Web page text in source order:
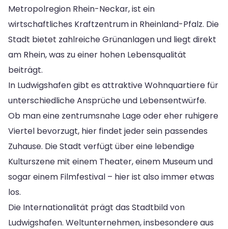
Metropolregion Rhein-Neckar, ist ein
wirtschaftliches Kraftzentrum in Rheinland-Pfalz. Die
Stadt bietet zahlreiche Grünanlagen und liegt direkt
am Rhein, was zu einer hohen Lebensqualität
beiträgt.
In Ludwigshafen gibt es attraktive Wohnquartiere für
unterschiedliche Ansprüche und Lebensentwürfe.
Ob man eine zentrumsnahe Lage oder eher ruhigere
Viertel bevorzugt, hier findet jeder sein passendes
Zuhause. Die Stadt verfügt über eine lebendige
Kulturszene mit einem Theater, einem Museum und
sogar einem Filmfestival – hier ist also immer etwas
los.
Die Internationalität prägt das Stadtbild von
Ludwigshafen. Weltunternehmen, insbesondere aus